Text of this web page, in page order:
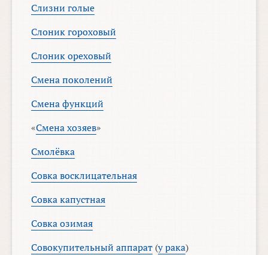
Слизни голые
Слоник гороховый
Слоник ореховый
Смена поколений
Смена функций
«Смена хозяев»
Смолёвка
Совка восклицательная
Совка капустная
Совка озимая
Совокупительный аппарат (у рака)